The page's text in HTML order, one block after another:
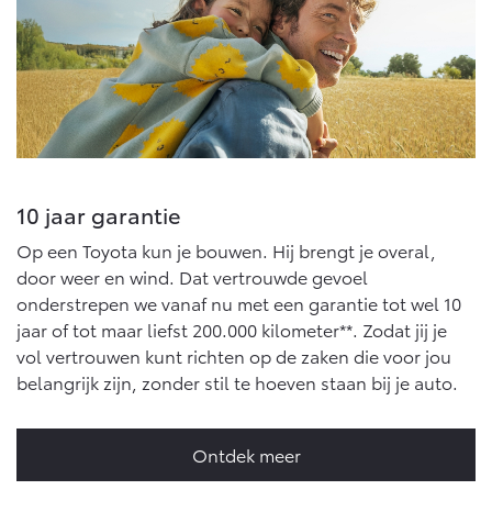
10 jaar garantie
Op een Toyota kun je bouwen. Hij brengt je overal,
door weer en wind. Dat vertrouwde gevoel
onderstrepen we vanaf nu met een garantie tot wel 10
jaar of tot maar liefst 200.000 kilometer**. Zodat jij je
vol vertrouwen kunt richten op de zaken die voor jou
belangrijk zijn, zonder stil te hoeven staan bij je auto.
Ontdek meer